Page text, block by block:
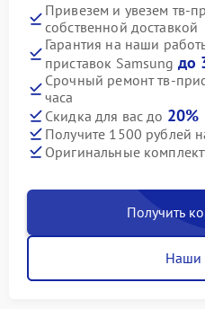
Привезем и увезем тв-
собственной доставкой
Гарантия на наши
приставок Samsung до
Срочный ремонт тв-
часа
Скидка для вас до 20%
Получите 1500 рублей
Оригинальные
Получить
Наши